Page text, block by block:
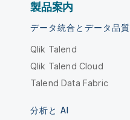
製品案内
データ統合とデータ品質
Qlik Talend
Qlik Talend Cloud
Talend Data Fabric
分析と AI